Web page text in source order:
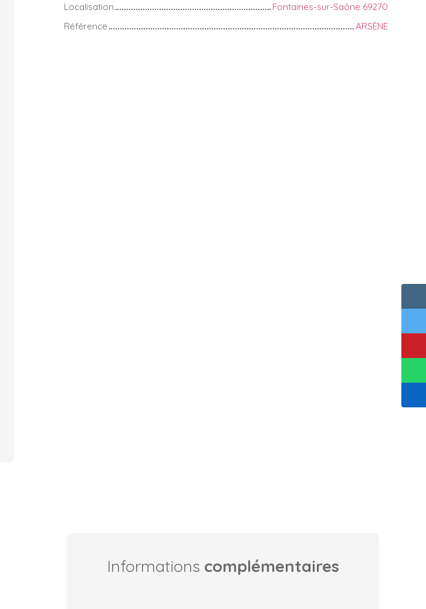
Localisation
Fontaines-sur-Saône 69270
Référence
ARSÈNE
Informations complémentaires